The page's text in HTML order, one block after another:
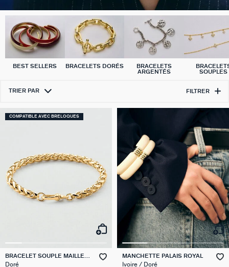
BEST SELLERS BRACELETS DORÉS
BRACELETS
ARGENTÉS
SOUPLES
TRIER PAR FILTRER
COMPATIBLE AVEC BRELOQUES
BRACELET SOUPLE MAILLE
PALMIER
Doré
MANCHETTE PALAIS ROYAL
Ivoire / Doré